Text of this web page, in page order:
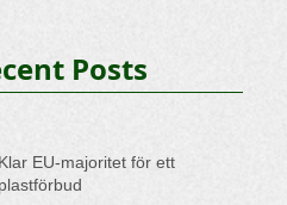
Posts
EU-majoritet för ett